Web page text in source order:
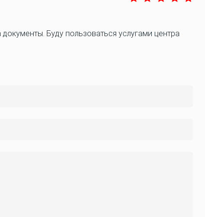
Буду пользоваться услугами центра